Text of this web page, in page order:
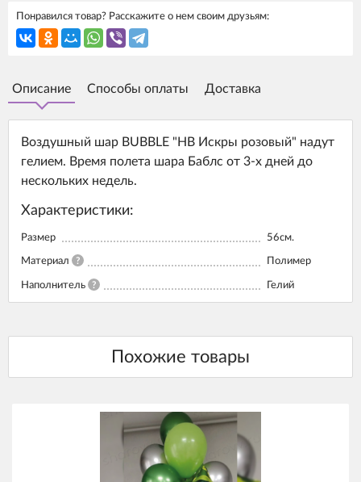
Понравился товар? Расскажите о нем своим друзьям:
Описание Способы оплаты Доставка
Воздушный шар BUBBLE "HB Искры розовый" надут
гелием. Время полета шара Баблс от 3-х дней до
нескольких недель.
Характеристики:
Размер 56см.
Материал ? Полимер
Наполнитель ? Гелий